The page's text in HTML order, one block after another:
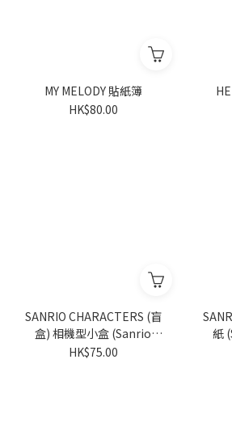
MY MELODY 貼紙簿
HK$80.00
SANRIO CHARACTERS (盲
盒) 相機型小盒 (Sanrio
characters Vivitix 系列) (隨
HK$75.00
紙